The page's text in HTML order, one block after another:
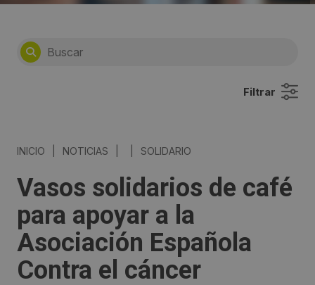
Filtrar
INICIO NOTICIAS SOLIDARIO
Vasos solidarios de café
para apoyar a la
Asociación Española
Contra el cáncer